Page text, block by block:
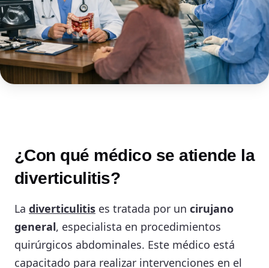
¿Con qué médico se atiende la
diverticulitis?
La diverticulitis es tratada por un cirujano
general, especialista en procedimientos
quirúrgicos abdominales. Este médico está
capacitado para realizar intervenciones en el